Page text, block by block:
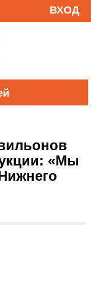
ВХОД
«Мы